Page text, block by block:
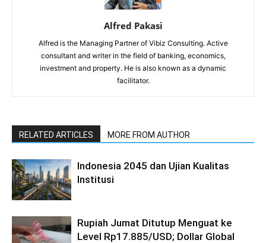
Alfred Pakasi
Alfred is the Managing Partner of Vibiz Consulting. Active
consultant and writer in the field of banking, economics,
investment and property. He is also known as a dynamic
facilitator.
RELATED ARTICLES MORE FROM AUTHOR
Indonesia 2045 dan Ujian Kualitas
Institusi
Rupiah Jumat Ditutup Menguat ke
Level Rp17.885/USD; Dollar Global